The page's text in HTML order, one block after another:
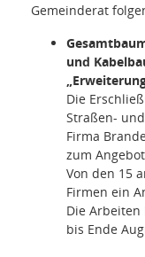
Gemeinderat
und
Die
Straßen-
Firma
zum
Von den 15
Firmen ein
Die Arbeiten
bis Ende